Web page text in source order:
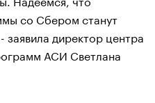
со Сбером станут
заявила директор центра
АСИ Светлана